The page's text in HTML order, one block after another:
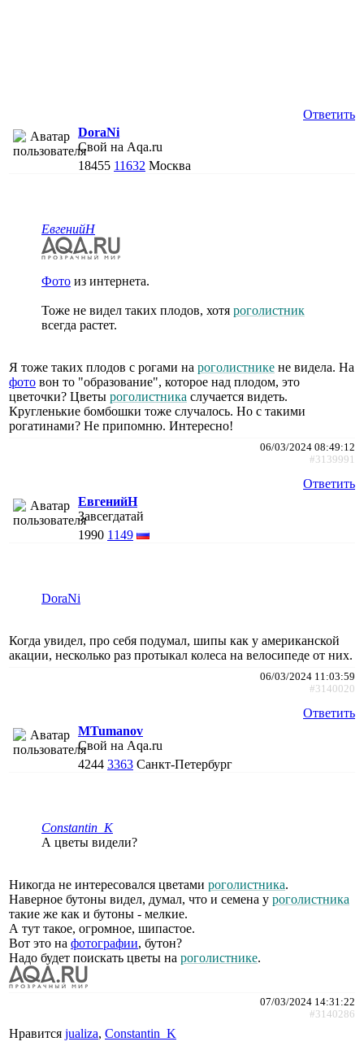
Ответить
DoraNi
Свой на Aqa.ru
18455 11632 Москва
ЕвгенийН
Фото из интернета.
Тоже не видел таких плодов, хотя роголистник
всегда растет.
Я тоже таких плодов с рогами на роголистнике не видела. На
фото вон то "образование", которое над плодом, это
цветочки? Цветы роголистника случается видеть.
Кругленькие бомбошки тоже случалось. Но с такими
рогатинами? Не припомню. Интересно!
06/03/2024 08:49:12
#3139991
Ответить
ЕвгенийН
Завсегдатай
1990 1149
DoraNi
Когда увидел, про себя подумал, шипы как у американской
акации, несколько раз протыкал колеса на велосипеде от них.
06/03/2024 11:03:59
#3140020
Ответить
MTumanov
Свой на Aqa.ru
4244 3363 Санкт-Петербург
Constantin_K
А цветы видели?
Никогда не интересовался цветами роголистника.
Наверное бутоны видел, думал, что и семена у роголистника
такие же как и бутоны - мелкие.
А тут такое, огромное, шипастое.
Вот это на фотографии, бутон?
Надо будет поискать цветы на роголистнике.
07/03/2024 14:31:22
#3140286
Нравится jualiza, Constantin_K